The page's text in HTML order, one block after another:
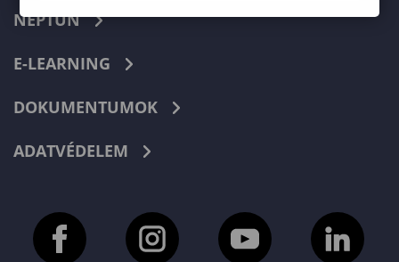
NEPTUN
E-LEARNING
DOKUMENTUMOK
ADATVÉDELEM